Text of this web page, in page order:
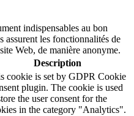
indispensables au bon
assurent les fonctionnalités de
Web, de manière anonyme.
Description
cookie is set by GDPR Cookie
plugin. The cookie is used
the user consent for the
in the category "Analytics".